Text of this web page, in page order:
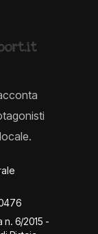
n. 6/2015 -